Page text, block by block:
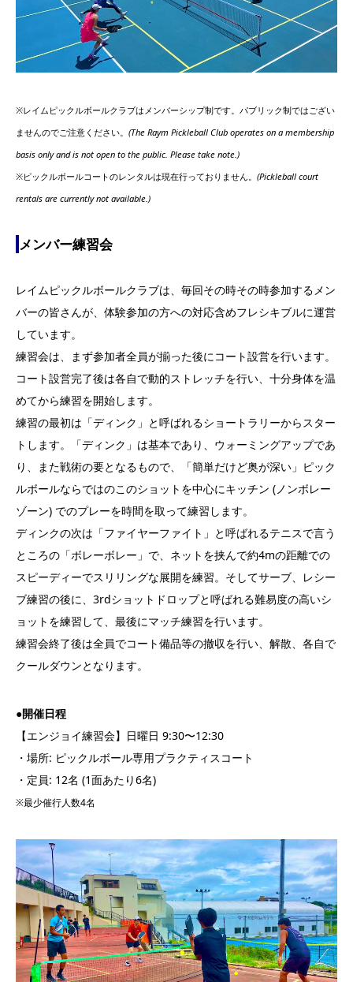
※レイムピックルボールクラブはメンバーシップ制です。パブリック制ではござい
ませんのでご注意ください。 (The Raym Pickleball Club operates on a membership
basis only and is not open to the public. Please take note.)
※ピックルボールコートのレンタルは現在行っておりません。 (Pickleball court
rentals are currently not available.)
メンバー練習会
レイムピックルボールクラブは、毎回その時その時参加するメン
バーの皆さんが、体験参加の方への対応含めフレシキブルに運営
しています。
練習会は、まず参加者全員が揃った後にコート設営を行います。
コート設営完了後は各自で動的ストレッチを行い、十分身体を温
めてから練習を開始します。
練習の最初は「ディンク」と呼ばれるショートラリーからスター
トします。「ディンク」は基本であり、ウォーミングアップであ
り、また戦術の要となるもので、「簡単だけど奥が深い」ピック
ルボールならではのこのショットを中心にキッチン (ノンボレー
ゾーン) でのプレーを時間を取って練習します。
ディンクの次は「ファイヤーファイト」と呼ばれるテニスで言う
ところの「ボレーボレー」で、ネットを挟んで約4mの距離での
スピーディーでスリリングな展開を練習。そしてサーブ、レシー
ブ練習の後に、3rdショットドロップと呼ばれる難易度の高いシ
ョットを練習して、最後にマッチ練習を行います。
練習会終了後は全員でコート備品等の撤収を行い、解散、各自で
クールダウンとなります。
●開催日程
【エンジョイ練習会】日曜日 9:30〜12:30
・場所: ピックルボール専用プラクティスコート
・定員: 12名 (1面あたり6名)
※最少催行人数4名